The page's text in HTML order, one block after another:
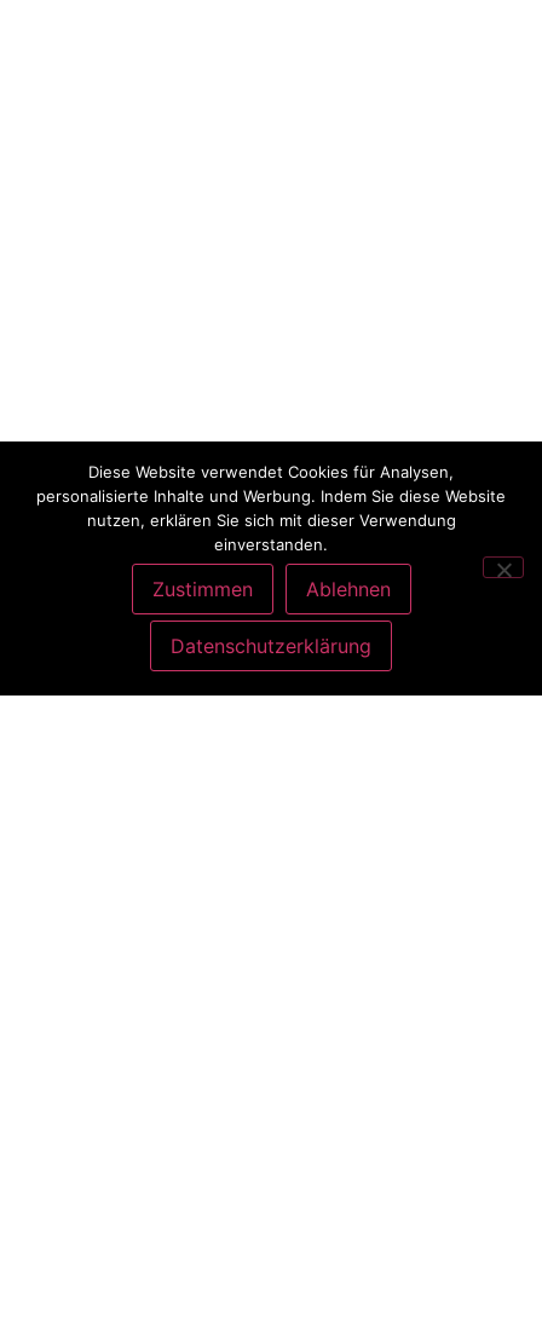
Diese Website verwendet Cookies für Analysen,
personalisierte Inhalte und Werbung. Indem Sie diese Website
nutzen, erklären Sie sich mit dieser Verwendung
einverstanden.
Zustimmen Ablehnen
Datenschutzerklärung